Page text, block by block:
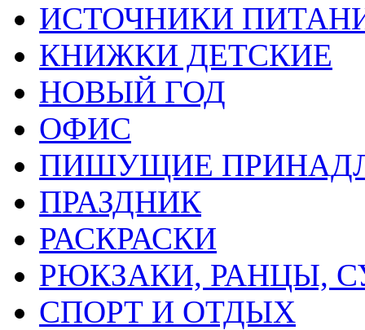
ИСТОЧНИКИ
КНИЖКИ ДЕТСКИЕ
НОВЫЙ ГОД
ОФИС
ПИШУЩИЕ
ПРАЗДНИК
РАСКРАСКИ
РЮКЗАКИ, РАНЦЫ,
СПОРТ И ОТДЫХ